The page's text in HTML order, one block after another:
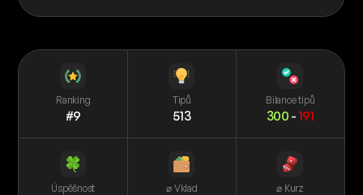
Ranking
#9
Tipů
513
Bilance tipů
300 - 191
Úspěšnost ⌀ Vklad ⌀ Kurz